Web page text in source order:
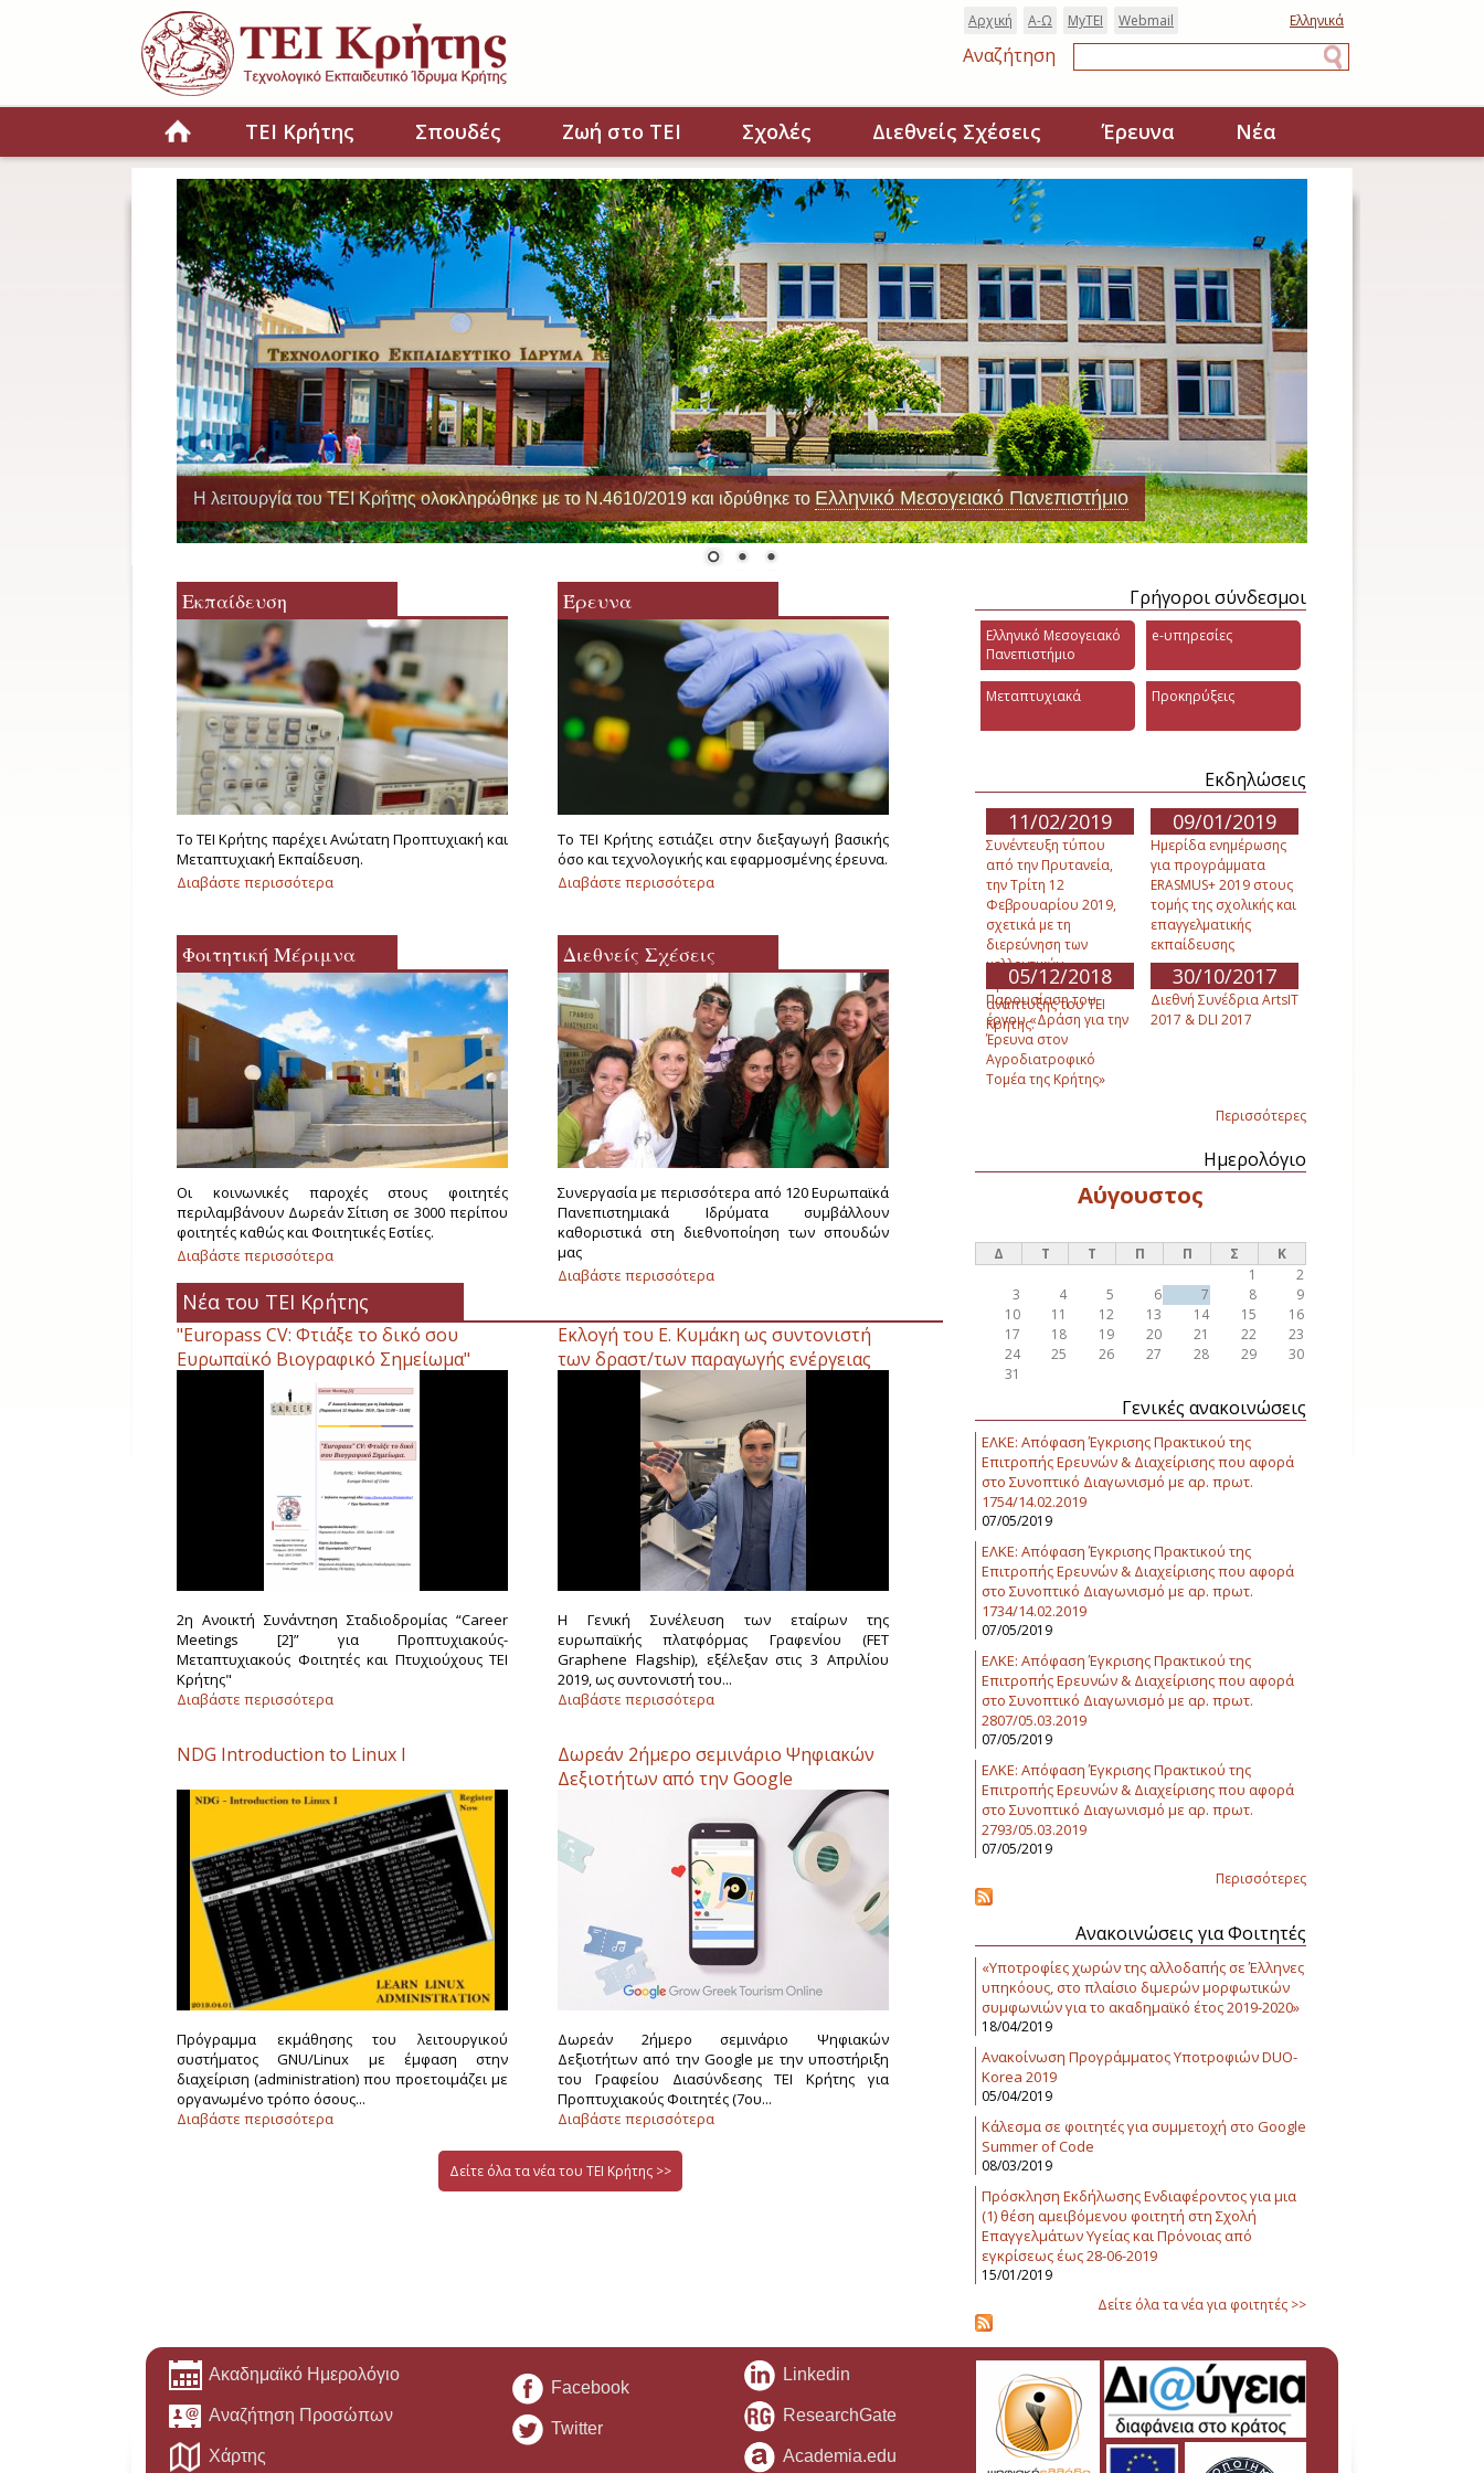
Παράκαμψη προς το κυρίως περιεχόμενο
Ελληνικά
Webmail
MyTEI
Α-Ω
Αρχική
Αναζήτηση
HomeΤΕΙ Κρήτης Σπουδές Ζωή στο ΤΕΙ Σχολές Διεθνείς Σχέσεις Έρευνα Νέα
Η λειτουργία του ΤΕΙ Κρήτης ολοκληρώθηκε με το Ν.4610/2019 και ιδρύθηκε τοΕλληνικό Μεσογειακό Πανεπιστήμιο
Εκπαίδευση
Το ΤΕΙ Κρήτης παρέχει Ανώτατη Προπτυχιακή και
Μεταπτυχιακή Εκπαίδευση.
Διαβάστε περισσότερα
Έρευνα
Το ΤΕΙ Κρήτης εστιάζει στην διεξαγωγή βασικής
όσο και τεχνολογικής και εφαρμοσμένης έρευνα.
Διαβάστε περισσότερα
Φοιτητική Μέριμνα
Οι κοινωνικές παροχές στους φοιτητές
περιλαμβάνουν Δωρεάν Σίτιση σε 3000 περίπου
φοιτητές καθώς και Φοιτητικές Εστίες.
Διαβάστε περισσότερα
Διεθνείς Σχέσεις
Συνεργασία με περισσότερα από 120 Ευρωπαϊκά
Πανεπιστημιακά Ιδρύματα συμβάλλουν
καθοριστικά στη διεθνοποίηση των σπουδών
μας
Διαβάστε περισσότερα
Σελίδες
Νέα του ΤΕΙ Κρήτης
"Europass CV: Φτιάξε το δικό σου
Ευρωπαϊκό Βιογραφικό Σημείωμα"
2η Ανοικτή Συνάντηση Σταδιοδρομίας “Career
Meetings [2]” για Προπτυχιακούς-
Μεταπτυχιακούς Φοιτητές και Πτυχιούχους ΤΕΙ
Κρήτης"
Διαβάστε περισσότερα
Εκλογή του Ε. Κυμάκη ως συντονιστή
των δραστ/των παραγωγής ενέργειας
στη πλατφόρμα Γραφενίου.
Η Γενική Συνέλευση των εταίρων της
ευρωπαϊκής πλατφόρμας Γραφενίου (FET
Graphene Flagship), εξέλεξαν στις 3 Απριλίου
2019, ως συντονιστή του...
Διαβάστε περισσότερα
NDG Introduction to Linux I
Πρόγραμμα εκμάθησης του λειτουργικού
συστήματος GNU/Linux με έμφαση στην
διαχείριση (administration) που προετοιμάζει με
οργανωμένο τρόπο όσους...
Διαβάστε περισσότερα
Δωρεάν 2ήμερο σεμινάριο Ψηφιακών
Δεξιοτήτων από την Google
Δωρεάν 2ήμερο σεμινάριο Ψηφιακών
Δεξιοτήτων από την Google με την υποστήριξη
του Γραφείου Διασύνδεσης ΤΕΙ Κρήτης για
Προπτυχιακούς Φοιτητές (7ου...
Διαβάστε περισσότερα
Δείτε όλα τα νέα του ΤΕΙ Κρήτης >>
Γρήγοροι σύνδεσμοι
Ελληνικό Μεσογειακό
Πανεπιστήμιο
e-υπηρεσίες
Μεταπτυχιακά Προκηρύξεις
Εκδηλώσεις
11/02/2019
Συνέντευξη τύπου
από την Πρυτανεία,
την Τρίτη 12
Φεβρουαρίου 2019,
σχετικά με τη
διερεύνηση των
μελλοντικών
προοπτικών
ανάπτυξης του ΤΕΙ
Κρήτης.
09/01/2019
Ημερίδα ενημέρωσης
για προγράμματα
ERASMUS+ 2019 στους
τομής της σχολικής και
επαγγελματικής
εκπαίδευσης
05/12/2018
Παρουσίαση του
έργου «Δράση για την
Έρευνα στον
Αγροδιατροφικό
Τομέα της Κρήτης»
30/10/2017
Διεθνή Συνέδρια ArtsIT
2017 & DLI 2017
Περισσότερες
Ημερολόγιο
Αύγουστος
Δ Τ Τ Π Π Σ
Κ
1
2
3
4 5 6 7 8
9
10
11 12 13 14 15
16
17
18 19 20 21 22
23
24
25 26 27 28 29
30
31
Γενικές ανακοινώσεις
ΕΛΚΕ: Απόφαση Έγκρισης Πρακτικού της
Επιτροπής Ερευνών & Διαχείρισης που αφορά
στο Συνοπτικό Διαγωνισμό με αρ. πρωτ.
1754/14.02.2019
07/05/2019
ΕΛΚΕ: Απόφαση Έγκρισης Πρακτικού της
Επιτροπής Ερευνών & Διαχείρισης που αφορά
στο Συνοπτικό Διαγωνισμό με αρ. πρωτ.
1734/14.02.2019
07/05/2019
ΕΛΚΕ: Απόφαση Έγκρισης Πρακτικού της
Επιτροπής Ερευνών & Διαχείρισης που αφορά
στο Συνοπτικό Διαγωνισμό με αρ. πρωτ.
2807/05.03.2019
07/05/2019
ΕΛΚΕ: Απόφαση Έγκρισης Πρακτικού της
Επιτροπής Ερευνών & Διαχείρισης που αφορά
στο Συνοπτικό Διαγωνισμό με αρ. πρωτ.
2793/05.03.2019
07/05/2019
Περισσότερες
Ανακοινώσεις για Φοιτητές
«Υποτροφίες χωρών της αλλοδαπής σε Έλληνες
υπηκόους, στο πλαίσιο διμερών μορφωτικών
συμφωνιών για το ακαδημαϊκό έτος 2019-2020»
18/04/2019
Ανακοίνωση Προγράμματος Υποτροφιών DUO-
Korea 2019
05/04/2019
Κάλεσμα σε φοιτητές για συμμετοχή στο Google
Summer of Code
08/03/2019
Πρόσκληση Εκδήλωσης Ενδιαφέροντος για μια
(1) θέση αμειβόμενου φοιτητή στη Σχολή
Επαγγελμάτων Υγείας και Πρόνοιας από
εγκρίσεως έως 28-06-2019
15/01/2019
Δείτε όλα τα νέα για φοιτητές >>
Ακαδημαϊκό Ημερολόγιο
Αναζήτηση Προσώπων
Χάρτης
Facebook
Twitter
Linkedin
ResearchGate
Academia.edu